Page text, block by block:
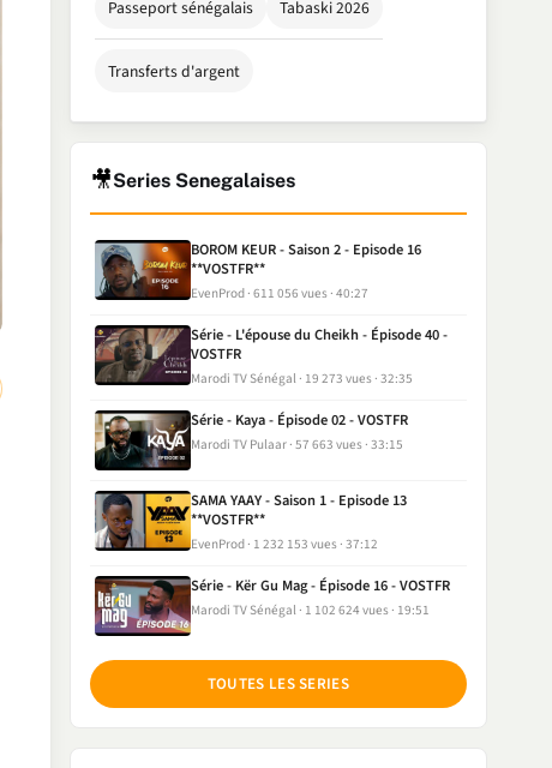
Passeport sénégalais Tabaski 2026
Transferts d'argent
🎥Series Senegalaises
BOROM KEUR - Saison 2 - Episode 16
**VOSTFR**
EvenProd 611 056 vues 40:27
Série - L'épouse du Cheikh - Épisode 40 -
VOSTFR
Marodi TV Sénégal 19 273 vues 32:35
Série - Kaya - Épisode 02 - VOSTFR
Marodi TV Pulaar 57 663 vues 33:15
SAMA YAAY - Saison 1 - Episode 13
**VOSTFR**
EvenProd 1 232 153 vues 37:12
Série - Kër Gu Mag - Épisode 16 - VOSTFR
Marodi TV Sénégal 1 102 624 vues 19:51
TOUTES LES SERIES